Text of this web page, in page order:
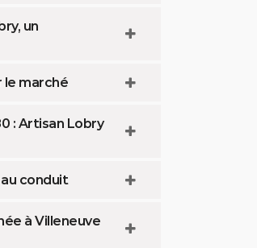
un
le marché
: Artisan Lobry
conduit
à Villeneuve